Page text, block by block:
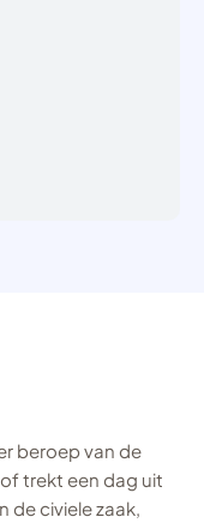
beroep van de
trekt een dag uit
civiele zaak,